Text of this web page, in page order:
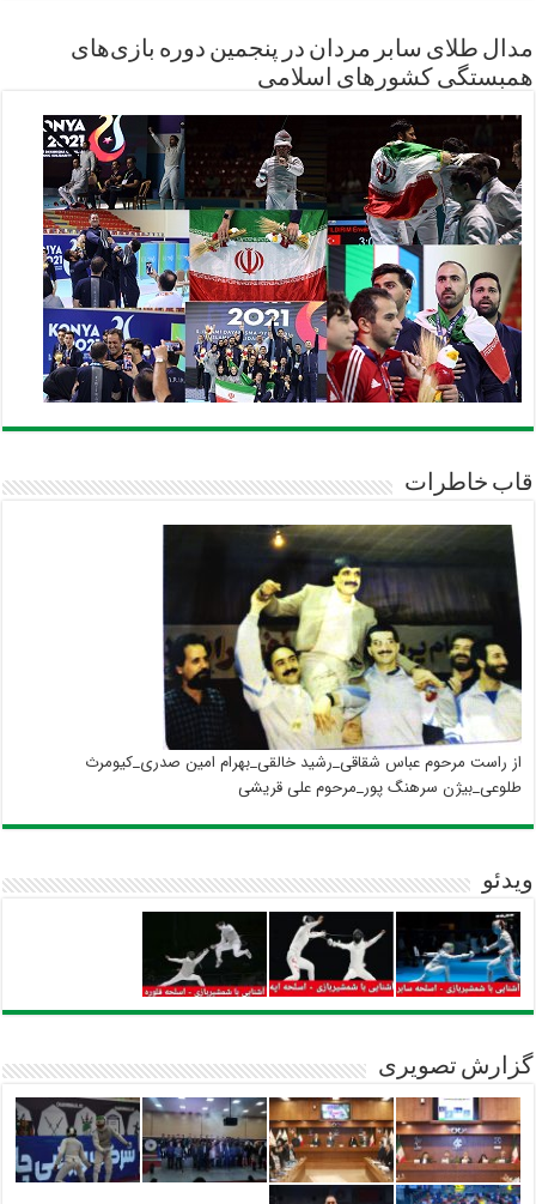
مدال طلای سابر مردان در پنجمین دوره بازی‌های
همبستگی کشورهای اسلامی
قاب خاطرات
از راست مرحوم عباس شقاقی_رشید خالقی_بهرام امین صدری_کیومرث
طلوعی_بیژن سرهنگ پور_مرحوم علی قریشی
ویدئو
گزارش تصویری